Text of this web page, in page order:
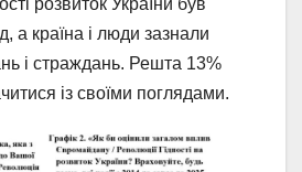
розвиток України був
а країна і люди зазнали
і страждань. Решта 13%
із своїми поглядами.